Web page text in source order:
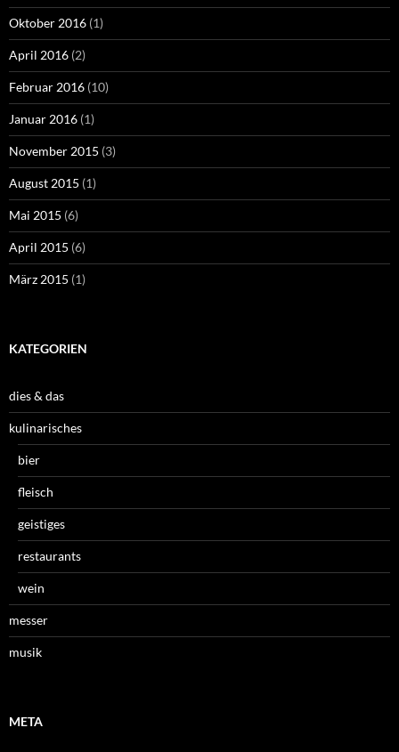
Oktober 2016 (1)
April 2016 (2)
Februar 2016 (10)
Januar 2016 (1)
November 2015 (3)
August 2015 (1)
Mai 2015 (6)
April 2015 (6)
März 2015 (1)
KATEGORIEN
dies & das
kulinarisches
bier
fleisch
geistiges
restaurants
wein
messer
musik
META